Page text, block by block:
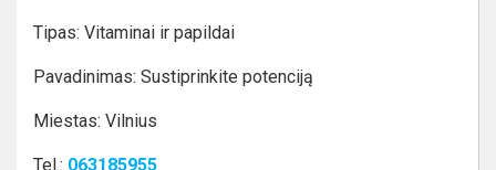
Tipas: Vitaminai ir papildai
Pavadinimas: Sustiprinkite potenciją
Miestas: Vilnius
Tel.: 063185955